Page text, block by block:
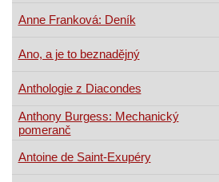
Anne Franková: Deník
Ano, a je to beznadějný
Anthologie z Diacondes
Anthony Burgess: Mechanický
pomeranč
Antoine de Saint-Exupéry